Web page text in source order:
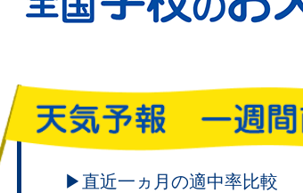
頑張れ！学校のお天気
▶直近一ヵ月の適中率比較